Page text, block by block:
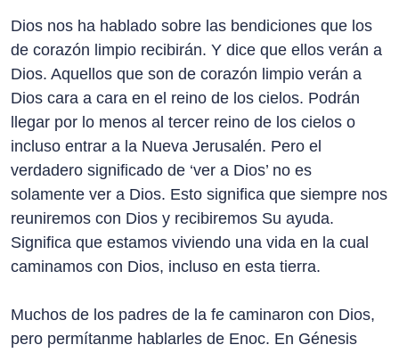
Dios nos ha hablado sobre las bendiciones que los
de corazón limpio recibirán. Y dice que ellos verán a
Dios. Aquellos que son de corazón limpio verán a
Dios cara a cara en el reino de los cielos. Podrán
llegar por lo menos al tercer reino de los cielos o
incluso entrar a la Nueva Jerusalén. Pero el
verdadero significado de ‘ver a Dios’ no es
solamente ver a Dios. Esto significa que siempre nos
reuniremos con Dios y recibiremos Su ayuda.
Significa que estamos viviendo una vida en la cual
caminamos con Dios, incluso en esta tierra.
Muchos de los padres de la fe caminaron con Dios,
pero permítanme hablarles de Enoc. En Génesis